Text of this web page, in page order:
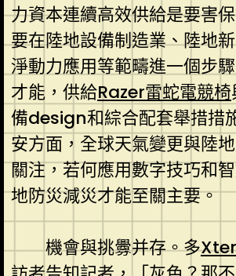
力資本連續高效供給是要害
要在陸地設備制造業、陸地
淨動力應用等範疇進一個步
才能，供給Razer雷蛇電競椅
備design和綜合配套舉措措
安方面，全球天氣變更與陸
關注，若何應用數字技巧和
地防災減災才能至關主要。
機會與挑釁并存。多